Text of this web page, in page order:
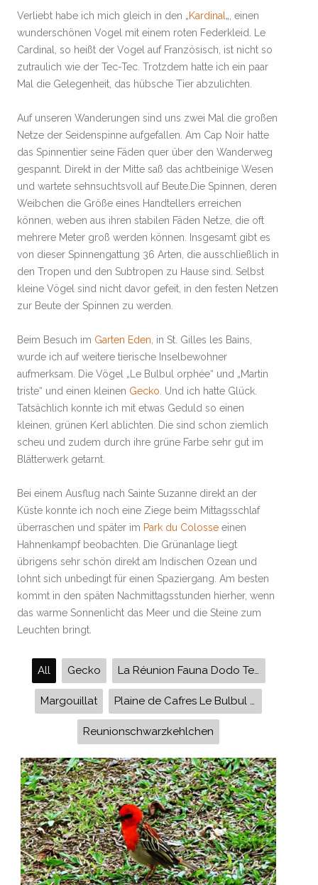
Verliebt habe ich mich gleich in den „Kardinal„, einen
wunderschönen Vogel mit einem roten Federkleid. Le
Cardinal, so heißt der Vogel auf Französisch, ist nicht so
zutraulich wie der Tec-Tec. Trotzdem hatte ich ein paar
Mal die Gelegenheit, das hübsche Tier abzulichten.
Auf unseren Wanderungen sind uns zwei Mal die großen
Netze der Seidenspinne aufgefallen. Am Cap Noir hatte
das Spinnentier seine Fäden quer über den Wanderweg
gespannt. Direkt in der Mitte saß das achtbeinige Wesen
und wartete sehnsuchtsvoll auf Beute.Die Spinnen, deren
Weibchen die Größe eines Handtellers erreichen
können, weben aus ihren stabilen Fäden Netze, die oft
mehrere Meter groß werden können. Insgesamt gibt es
von dieser Spinnengattung 36 Arten, die ausschließlich in
den Tropen und den Subtropen zu Hause sind. Selbst
kleine Vögel sind nicht davor gefeit, in den festen Netzen
zur Beute der Spinnen zu werden.
Beim Besuch im Garten Eden , in St. Gilles les Bains,
wurde ich auf weitere tierische Inselbewohner
aufmerksam. Die Vögel „Le Bulbul orphée“ und „Martin
triste“ und einen kleinen Gecko . Und ich hatte Glück.
Tatsächlich konnte ich mit etwas Geduld so einen
kleinen, grünen Kerl ablichten. Die sind schon ziemlich
scheu und zudem durch ihre grüne Farbe sehr gut im
Blätterwerk getarnt.
Bei einem Ausflug nach Sainte Suzanne direkt an der
Küste konnte ich noch eine Ziege beim Mittagsschlaf
überraschen und später im Park du Colosse einen
Hahnenkampf beobachten. Die Grünanlage liegt
übrigens sehr schön direkt am Indischen Ozean und
lohnt sich unbedingt für einen Spaziergang. Am besten
kommt in den späten Nachmittagsstunden hierher, wenn
das warme Sonnenlicht das Meer und die Steine zum
Leuchten bringt.
All Gecko La Réunion Fauna Dodo Tec-Tec Kardnal Le Martin Bulbul Webervogel Bambushaine Kugelnester Seidenspinne Chamäleon Gecko Eidechsen
Margouillat
Reunionschwarzkehlchen